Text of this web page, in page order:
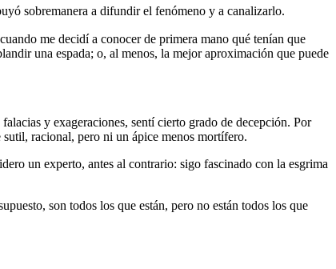
sobremanera a difundir el fenómeno y a canalizarlo.
me decidí a conocer de primera mano qué tenían que
una espada; o, al menos, la mejor aproximación que puede
y exageraciones, sentí cierto grado de decepción. Por
racional, pero ni un ápice menos mortífero.
un experto, antes al contrario: sigo fascinado con la esgrima
son todos los que están, pero no están todos los que